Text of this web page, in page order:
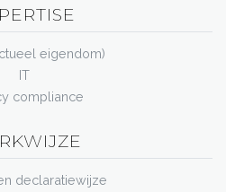
eigendom)
IT
compliance
declaratiewijze